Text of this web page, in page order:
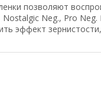
позволяют
Nostalgic Neg., Pro
эффект